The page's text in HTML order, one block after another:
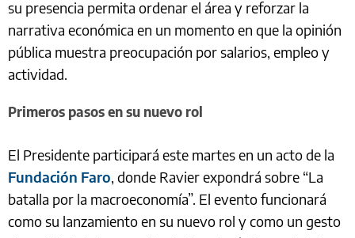
su presencia permita ordenar el área y reforzar la
narrativa económica en un momento en que la opinión
pública muestra preocupación por salarios, empleo y
actividad.
Primeros pasos en su nuevo rol
El Presidente participará este martes en un acto de la
Fundación Faro, donde Ravier expondrá sobre “La
batalla por la macroeconomía”. El evento funcionará
como su lanzamiento en su nuevo rol y como un gesto